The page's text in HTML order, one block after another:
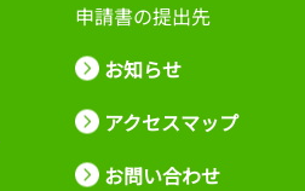
申請書の提出先
お知らせ
アクセスマップ
お問い合わせ